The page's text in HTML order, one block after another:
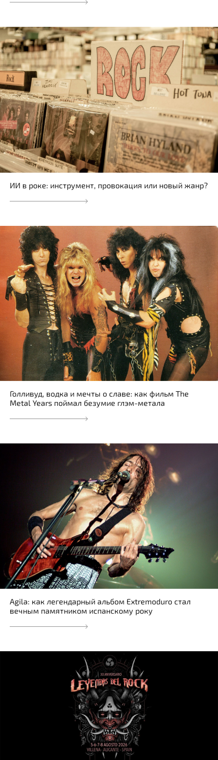
ИИ в роке: инструмент, провокация или новый жанр?
Голливуд, водка и мечты о славе: как фильм The
Metal Years поймал безумие глэм-метала
Agila: как легендарный альбом Extremoduro стал
вечным памятником испанскому року